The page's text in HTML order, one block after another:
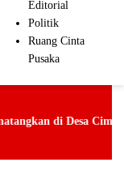
Editorial
Politik
Ruang Cinta
Pusaka
Cimulang, Libatkan